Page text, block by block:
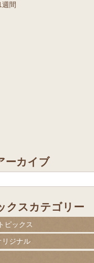
間
ーカイブ
クスカテゴリー
ピックス
リジナル